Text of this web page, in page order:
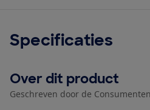
Specificaties
Over dit product
Geschreven door de